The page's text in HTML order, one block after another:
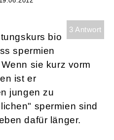
3 Antwort
bio
spermien
sie kurz vorm
ist er
jungen zu
spermien sind
dafür länger.